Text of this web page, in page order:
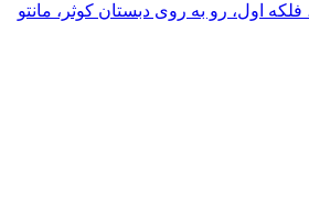
اول، رو به روی دبستان کوثر، مانتو